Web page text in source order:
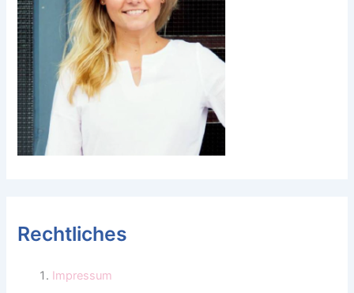
Rechtliches
Impressum